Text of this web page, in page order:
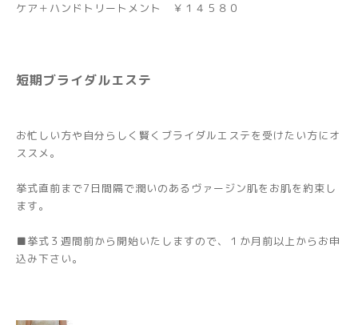
ケア＋ハンドトリートメント ￥１４５８０
短期ブライダルエステ
お忙しい方や自分らしく賢くブライダルエステを受けたい方にオ
ススメ。
挙式直前まで7日間隔で潤いのあるヴァージン肌をお肌を約束し
ます。
■挙式３週間前から開始いたしますので、１か月前以上からお申
込み下さい。